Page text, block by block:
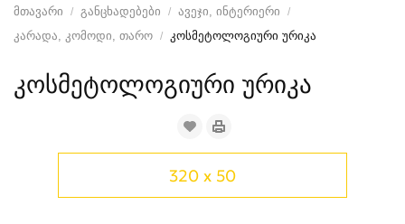
მთავარი განცხადებები
ავეჯი, ინტერიერი
კარადა, კომოდი, თარო
კოსმეტოლოგიური ურიკა
კოსმეტოლოგიური ურიკა
320 x 50